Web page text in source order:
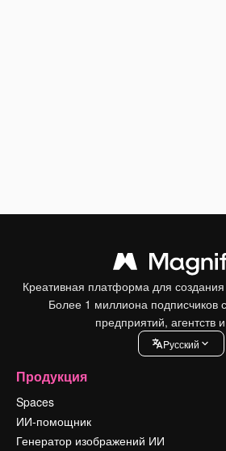
Креативная платформа для
Более 1 миллиона подписчиков
предприятий, агентств
Pусский
Продукция
Spaces
ИИ-помощник
Генератор изображений ИИ